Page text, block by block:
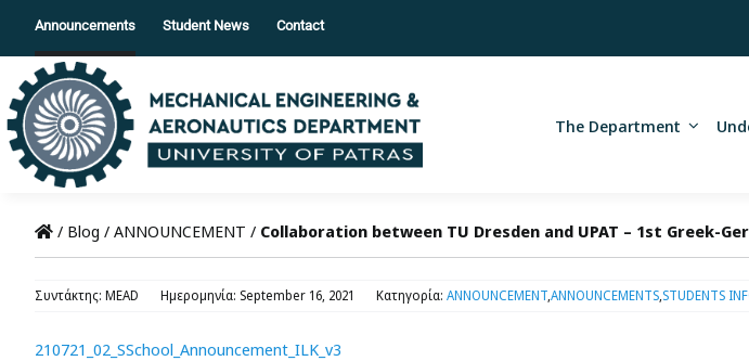
content
Announcements Student News Contact
The Department
/ Blog / ANNOUNCEMENT / Collaboration between TU Dresden and UPAT – 1st Greek-
Συντάκτης: MEAD Ημερομηνία: September 16, 2021 Κατηγορία: ANNOUNCEMENT,ANNOUNCEMENTS,STUDENTS
210721_02_SSchool_Announcement_ILK_v3